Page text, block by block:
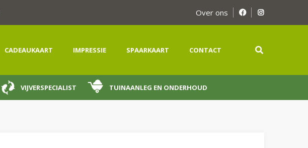
Over ons
CADEAUKAART IMPRESSIE SPAARKAART CONTACT
VIJVERSPECIALIST TUINAANLEG EN ONDERHOUD